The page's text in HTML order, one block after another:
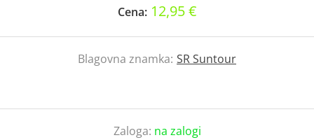
Cena: 12,95 €
Blagovna znamka: SR Suntour
Zaloga: na zalogi